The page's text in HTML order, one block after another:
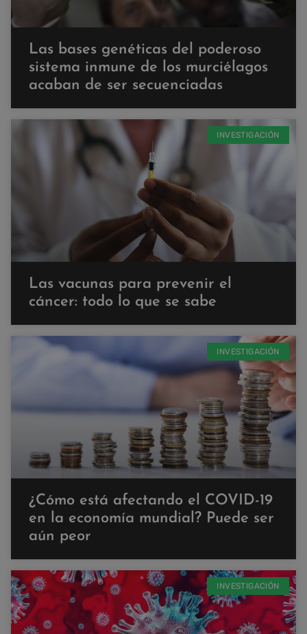
Las bases genéticas del poderoso
sistema inmune de los murciélagos
acaban de ser secuenciadas
INVESTIGACIÓN
Las vacunas para prevenir el
cáncer: todo lo que se sabe
INVESTIGACIÓN
¿Cómo está afectando el COVID-19
en la economía mundial? Puede ser
aún peor
INVESTIGACIÓN